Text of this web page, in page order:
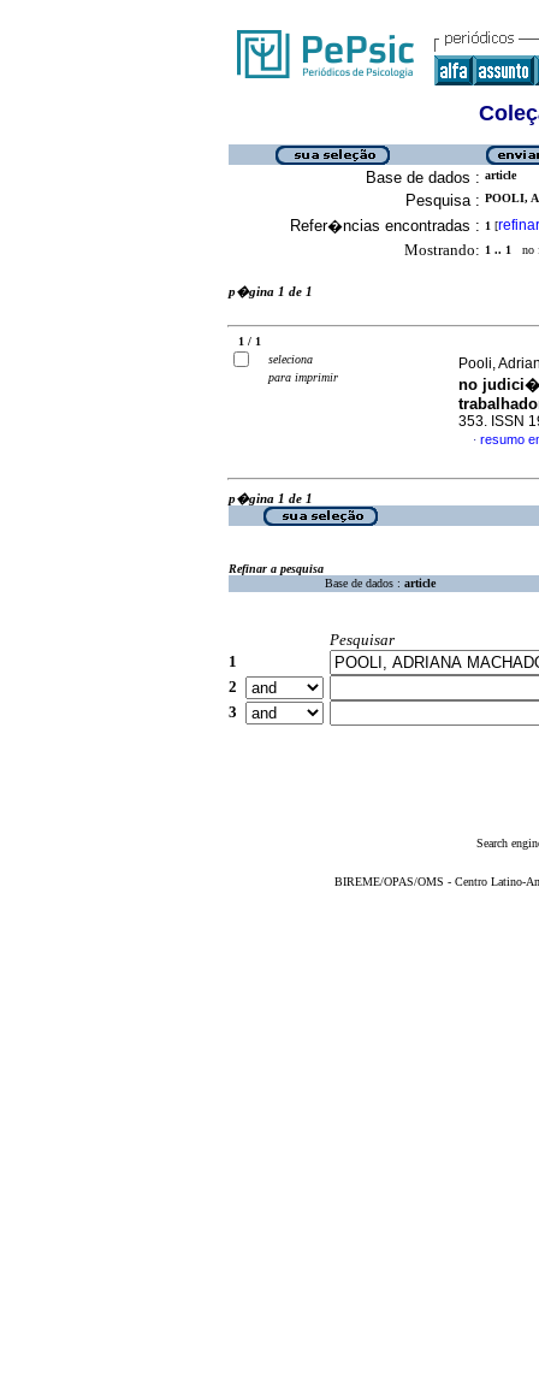
Base de dados : article
Pesquisa : POOLI,
Refer�ncias encontradas : 1 [refinar
Mostrando: 1 .. 1 no
p�gina 1 de 1
1 / 1
seleciona
para imprimir
Pooli,
no
353. ISSN
· resumo
p�gina 1 de 1
Refinar a pesquisa
Base de dados : article
Pesquisar
1
2
3
Search
BIREME/OPAS/OMS - Centro Latino-